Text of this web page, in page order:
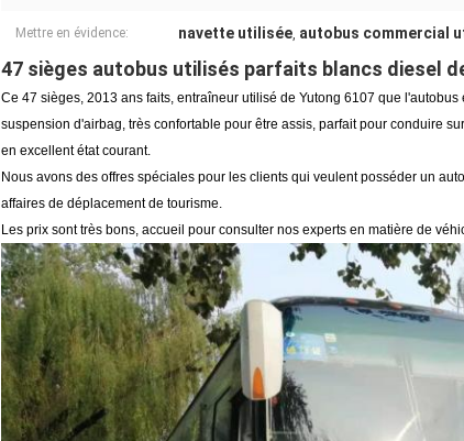
Mettre en évidence: navette utilisée, autobus commercial
47 sièges autobus utilisés parfaits blancs diesel
Ce 47 sièges, 2013 ans faits, entraîneur utilisé de Yutong 6107 que
suspension d'airbag, très confortable pour être assis, parfait pour conduire
en excellent état courant.
Nous avons des offres spéciales pour les clients qui veulent posséder un
affaires de déplacement de tourisme.
Les prix sont très bons, accueil pour consulter nos experts en matière de